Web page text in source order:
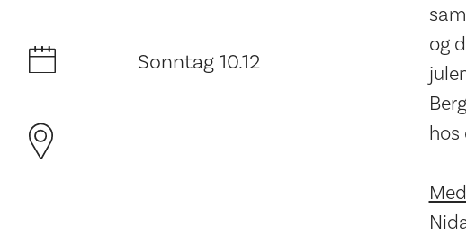
Sonntag 10.12
og
hos